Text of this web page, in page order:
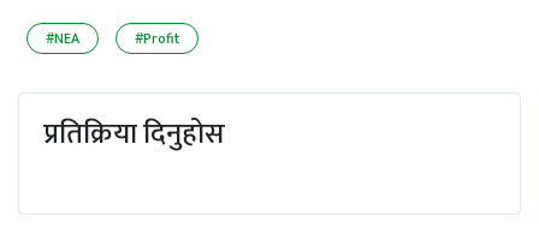
#NEA #Profit
प्रतिक्रिया दिनुहोस